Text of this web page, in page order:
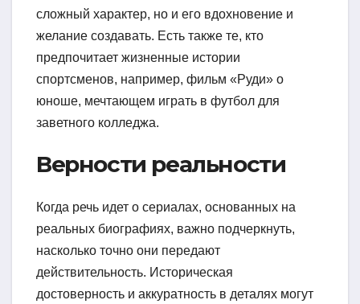
сложный характер, но и его вдохновение и
желание создавать. Есть также те, кто
предпочитает жизненные истории
спортсменов, например, фильм «Руди» о
юноше, мечтающем играть в футбол для
заветного колледжа.
Верности реальности
Когда речь идет о сериалах, основанных на
реальных биографиях, важно подчеркнуть,
насколько точно они передают
действительность. Историческая
достоверность и аккуратность в деталях могут